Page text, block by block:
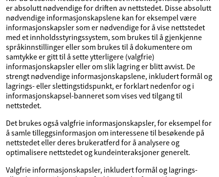
er absolutt nødvendige for driften av nettstedet. Disse absolutt
nødvendige informasjonskapslene kan for eksempel være
informasjonskapsler som er nødvendige for å vise nettstedet
med et innholdsstyringssystem, som brukes til å gjenkjenne
språkinnstillinger eller som brukes til å dokumentere om
samtykke er gitt til å sette ytterligere (valgfrie)
informasjonskapsler eller om slik lagring er blitt avvist. De
strengt nødvendige informasjonskapslene, inkludert formål og
lagrings- eller slettingstidspunkt, er forklart nedenfor og i
informasjonskapsel-banneret som vises ved tilgang til
nettstedet.
Det brukes også valgfrie informasjonskapsler, for eksempel for
å samle tilleggsinformasjon om interessene til besøkende på
nettstedet eller deres brukeratferd for å analysere og
optimalisere nettstedet og kundeinteraksjoner generelt.
Valgfrie informasjonskapsler, inkludert formål og lagrings-